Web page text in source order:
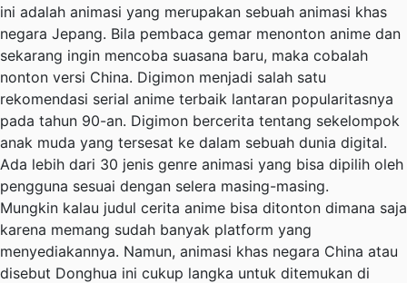
ini adalah animasi yang merupakan sebuah animasi khas
negara Jepang. Bila pembaca gemar menonton anime dan
sekarang ingin mencoba suasana baru, maka cobalah
nonton versi China. Digimon menjadi salah satu
rekomendasi serial anime terbaik lantaran popularitasnya
pada tahun 90-an. Digimon bercerita tentang sekelompok
anak muda yang tersesat ke dalam sebuah dunia digital.
Ada lebih dari 30 jenis genre animasi yang bisa dipilih oleh
pengguna sesuai dengan selera masing-masing.
Mungkin kalau judul cerita anime bisa ditonton dimana saja
karena memang sudah banyak platform yang
menyediakannya. Namun, animasi khas negara China atau
disebut Donghua ini cukup langka untuk ditemukan di